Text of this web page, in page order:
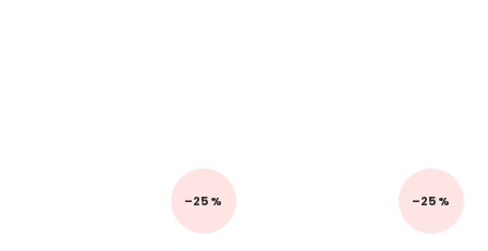
–25 % –25 %